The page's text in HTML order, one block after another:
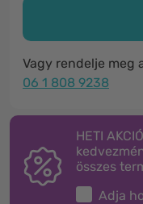
Vagy rendelje meg
06 1 808 9238
HETI
összes
Adja